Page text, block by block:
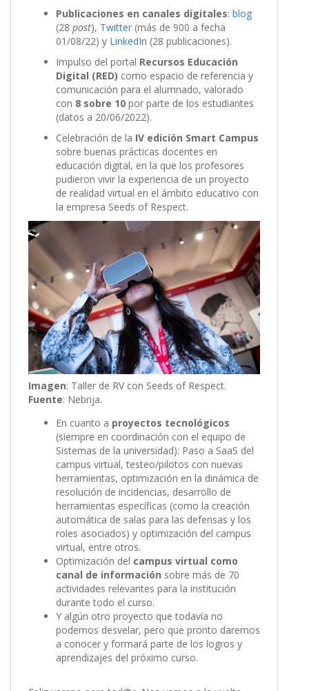
Publicaciones en canales digitales: blog
(28 post), Twitter (más de 900 a fecha
01/08/22) y LinkedIn (28 publicaciones).
Impulso del portal Recursos Educación
Digital (RED) como espacio de referencia y
comunicación para el alumnado, valorado
con 8 sobre 10 por parte de los estudiantes
(datos a 20/06/2022).
Celebración de la IV edición Smart Campus
sobre buenas prácticas docentes en
educación digital, en la que los profesores
pudieron vivir la experiencia de un proyecto
de realidad virtual en el ámbito educativo con
la empresa Seeds of Respect.
Imagen: Taller de RV con Seeds of Respect.
Fuente: Nebrija.
En cuanto a proyectos tecnológicos
(siempre en coordinación con el equipo de
Sistemas de la universidad): Paso a SaaS del
campus virtual, testeo/pilotos con nuevas
herramientas, optimización en la dinámica de
resolución de incidencias, desarrollo de
herramientas específicas (como la creación
automática de salas para las defensas y los
roles asociados) y optimización del campus
virtual, entre otros.
Optimización del campus virtual como
canal de información sobre más de 70
actividades relevantes para la institución
durante todo el curso.
Y algún otro proyecto que todavía no
podemos desvelar, pero que pronto daremos
a conocer y formará parte de los logros y
aprendizajes del próximo curso.